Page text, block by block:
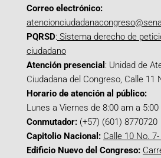
Correo electrónico:
PQRSD: Sistema derecho de
ciudadano
Atención presencial : Unidad de
Ciudadana del Congreso, Calle 11
Horario de atención al público:
Lunes a Viernes de 8:00 am a
Conmutador: (+57) (601) 8770720
Capitolio Nacional: Calle 10 No. 7-
Edificio Nuevo del Congreso: